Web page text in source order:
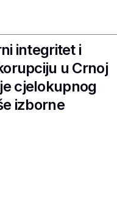
integritet i
u Crnoj
cjelokupnog
izborne